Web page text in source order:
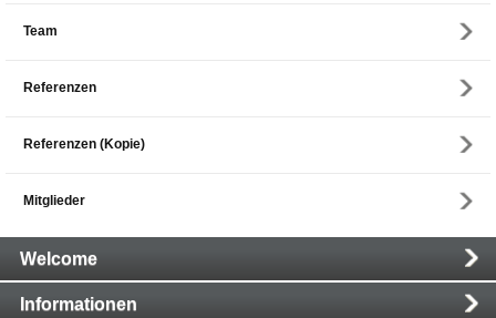
Team
Referenzen
Referenzen (Kopie)
Mitglieder
Navigation
Welcome
Informationen